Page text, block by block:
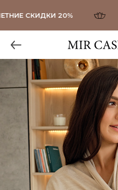
СКИДКИ 20%